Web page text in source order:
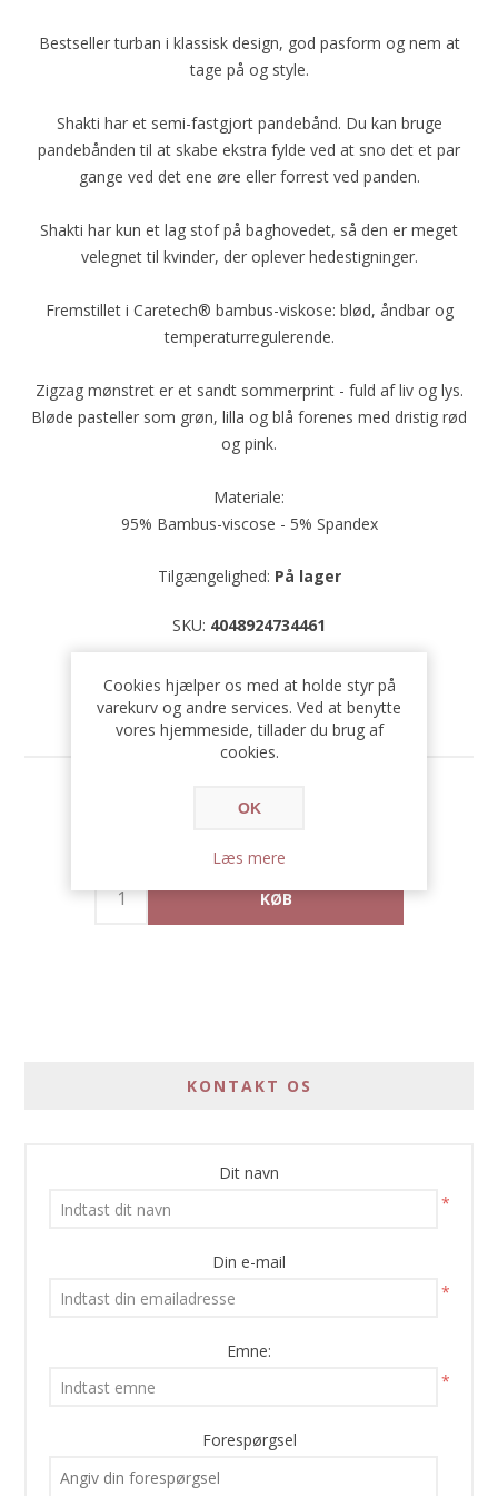
Bestseller turban i klassisk design, god pasform og nem at
tage på og style.
Shakti har et semi-fastgjort pandebånd. Du kan bruge
pandebånden til at skabe ekstra fylde ved at sno det et par
gange ved det ene øre eller forrest ved panden.
Shakti har kun et lag stof på baghovedet, så den er meget
velegnet til kvinder, der oplever hedestigninger.
Fremstillet i Caretech® bambus-viskose: blød, åndbar og
temperaturregulerende.
Zigzag mønstret er et sandt sommerprint - fuld af liv og lys.
Bløde pasteller som grøn, lilla og blå forenes med dristig rød
og pink.
Materiale:
95% Bambus-viscose - 5% Spandex
Tilgængelighed: På lager
SKU: 4048924734461
KONTAKT OS
Dit navn
*
Din e-mail
*
Emne:
*
Forespørgsel
Cookies hjælper os med at holde styr på
varekurv og andre services. Ved at benytte
vores hjemmeside, tillader du brug af
cookies.
OK
Læs mere